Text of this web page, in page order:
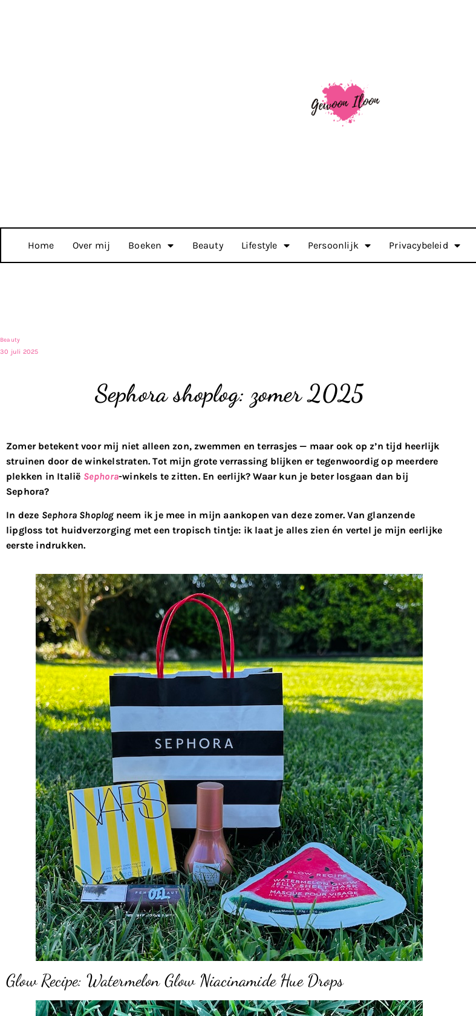
Home Over mij Boeken Beauty Lifestyle Persoonlijk Privacybeleid
Beauty
30 juli 2025
Sephora shoplog: zomer 2025
Zomer betekent voor mij niet alleen zon, zwemmen en terrasjes — maar ook op z’n tijd heerlijk
struinen door de winkelstraten. Tot mijn grote verrassing blijken er tegenwoordig op meerdere
plekken in Italië Sephora-winkels te zitten. En eerlijk? Waar kun je beter losgaan dan bij
Sephora?
In deze Sephora Shoplogneem ik je mee in mijn aankopen van deze zomer. Van glanzende
lipgloss tot huidverzorging met een tropisch tintje: ik laat je alles zien én vertel je mijn eerlijke
eerste indrukken.
Glow Recipe: Watermelon Glow Niacinamide Hue Drops